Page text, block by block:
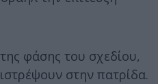
φάσης του σχεδίου,
στην πατρίδα.